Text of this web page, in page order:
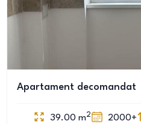
Apartament decomandat
39.00 m2 2000+